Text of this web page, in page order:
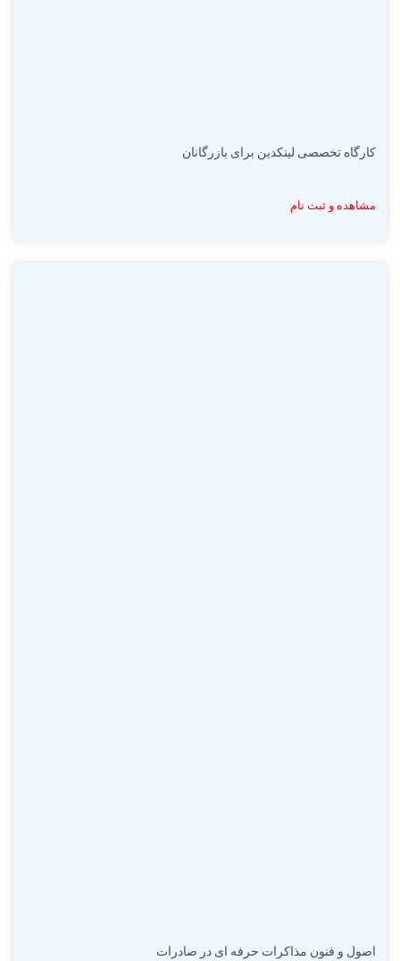
کارگاه تخصصی لینکدین برای بازرگانان
مشاهده و ثبت نام
اصول و فنون مذاکرات حرفه ای در صادرات